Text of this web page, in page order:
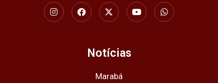
I
n
s
F
a
c
X
-
t
t
t
Y
o
u
W
h
a
Notícias
Marabá